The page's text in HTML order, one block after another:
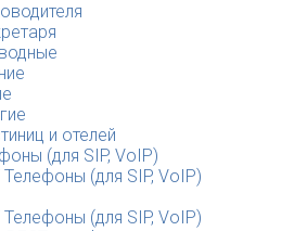
и отелей
(для SIP, VoIP)
Телефоны (для SIP, VoIP)
Телефоны (для SIP, VoIP)